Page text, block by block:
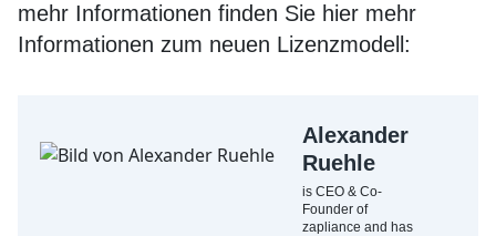
mehr Informationen finden Sie hier mehr
Informationen zum neuen Lizenzmodell:
Alexander
Ruehle
is CEO & Co-
Founder of
zapliance and has